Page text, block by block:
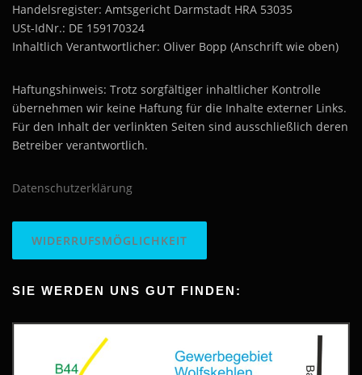
Handelsregister: Amtsgericht Darmstadt HRA 53035
USt-IdNr.: DE 159170324
Inhaltlich Verantwortlicher: Oliver Bopp (Anschrift wie oben)
Haftungshinweis: Trotz sorgfältiger inhaltlicher Kontrolle
übernehmen wir keine Haftung für die Inhalte externer Links.
Für den Inhalt der verlinkten Seiten sind ausschließlich deren
Betreiber verantwortlich.
Datenschutzerklärung
WIDERRUFSMÖGLICHKEIT
SIE WERDEN UNS GUT FINDEN: